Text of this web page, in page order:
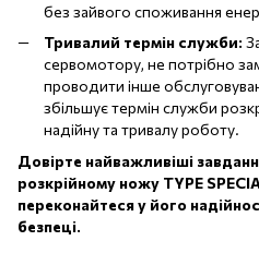
без зайвого споживання
Тривалий термін служби:
сервомотору, не потрібно
проводити інше
збільшує термін служби
надійну та тривалу роботу.
Довірте найважливіші
розкрійному ножу TYPE
переконайтеся у його
безпеці.